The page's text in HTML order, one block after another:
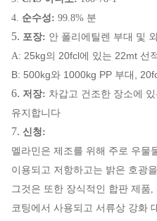
4. 순수성: 99.8% 분
5. 포장: 안 폴리에틸렌 부대 및
A: 25kg의 20fcl에 있는 22mt 선
B: 500kg와 1000kg PP 부대,
6. 저장: 차갑고 건조한 장소에
유지합니다
7. 신청:
멜라민은 제조를 위해 주로 우물
이용되고 저항하고는 밝은 호광
그것은 또한 장식적인 합판 제품
코팅에서 사용되고 서류상 강화